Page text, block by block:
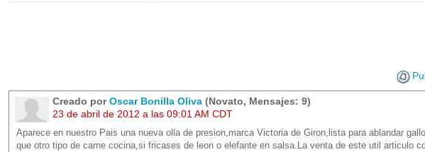
Creado porOscar Bonilla Oliva (Novato, Mensajes: 9)
23 de abril de 2012 a las 09:01 AM CDT
Aparece en nuestro Pais una nueva olla de presion,marca Victoria de Giron,lista para ablandar
que otro tipo de carne cocina,si fricases de leon o elefante en salsa.La venta de este util articulo